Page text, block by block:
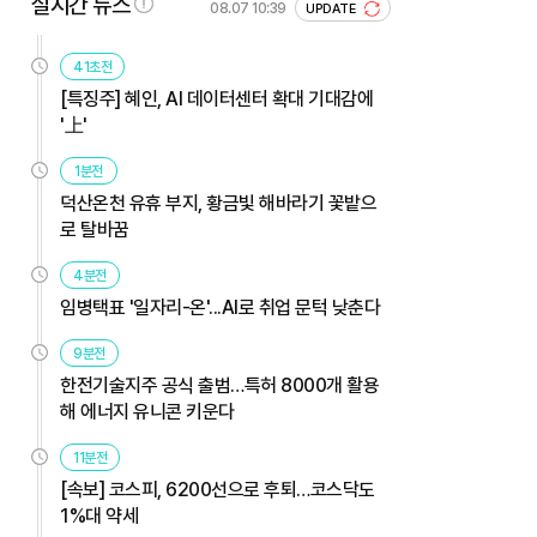
08.07 10:39 UPDATE
41초전
[특징주] 혜인, AI 데이터센터 확대 기대감에
'上'
1분전
덕산온천 유휴 부지, 황금빛 해바라기 꽃밭으
로 탈바꿈
4분전
임병택표 '일자리-온'...AI로 취업 문턱 낮춘다
9분전
한전기술지주 공식 출범…특허 8000개 활용
해 에너지 유니콘 키운다
11분전
[속보] 코스피, 6200선으로 후퇴…코스닥도
1%대 약세